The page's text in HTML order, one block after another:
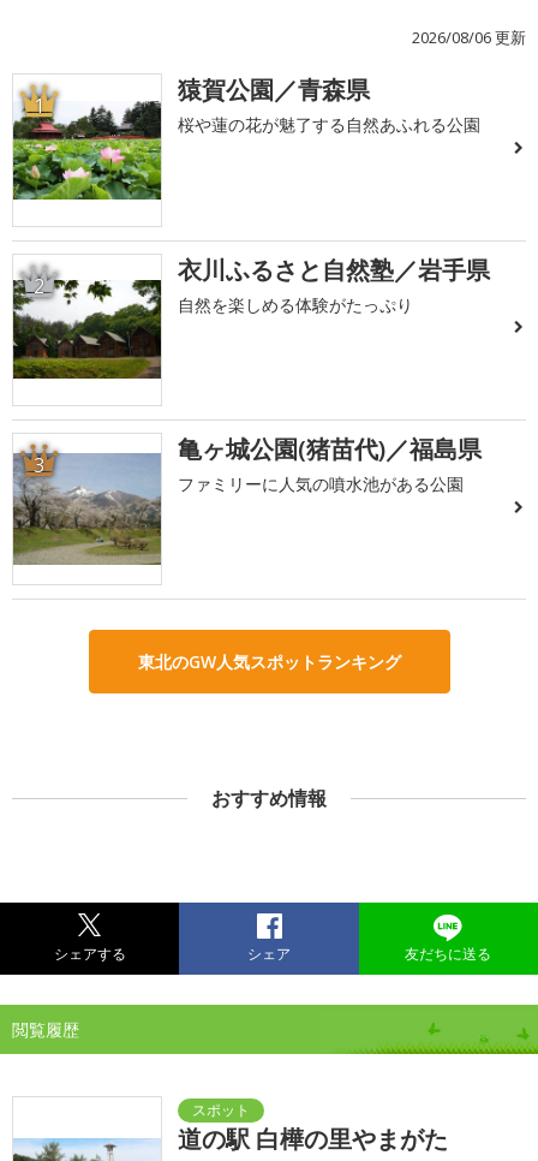
2026/08/06 更新
1 猿賀公園／青森県
桜や蓮の花が魅了する自然あふれる公園
2 衣川ふるさと自然塾／岩手県
自然を楽しめる体験がたっぷり
3 亀ヶ城公園(猪苗代)／福島県
ファミリーに人気の噴水池がある公園
東北のGW人気スポットランキング
おすすめ情報
シェアする シェア 友だちに送る
閲覧履歴
道の駅 白樺の里やまがた